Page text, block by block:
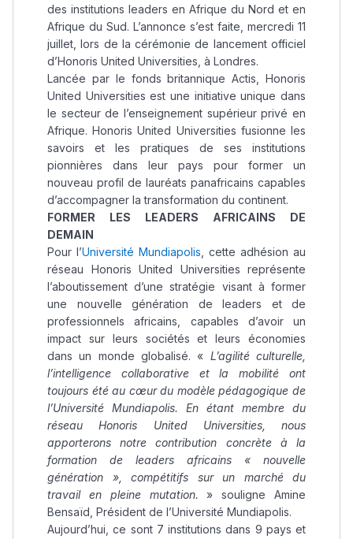
des institutions leaders en Afrique du Nord et en
Afrique du Sud. L’annonce s’est faite, mercredi 11
juillet, lors de la cérémonie de lancement officiel
d’Honoris United Universities, à Londres.
Lancée par le fonds britannique Actis, Honoris
United Universities est une initiative unique dans
le secteur de l’enseignement supérieur privé en
Afrique. Honoris United Universities fusionne les
savoirs et les pratiques de ses institutions
pionnières dans leur pays pour former un
nouveau profil de lauréats panafricains capables
d’accompagner la transformation du continent.
FORMER LES LEADERS AFRICAINS DE
DEMAIN
Pour l’Université Mundiapolis , cette adhésion au
réseau Honoris United Universities représente
l’aboutissement d’une stratégie visant à former
une nouvelle génération de leaders et de
professionnels africains, capables d’avoir un
impact sur leurs sociétés et leurs économies
dans un monde globalisé. « L’agilité culturelle,
l’intelligence collaborative et la mobilité ont
toujours été au cœur du modèle pédagogique de
l’Université Mundiapolis. En étant membre du
réseau Honoris United Universities, nous
apporterons notre contribution concrète à la
formation de leaders africains « nouvelle
génération », compétitifs sur un marché du
travail en pleine mutation. » souligne Amine
Bensaïd, Président de l’Université Mundiapolis.
Aujourd’hui, ce sont 7 institutions dans 9 pays et